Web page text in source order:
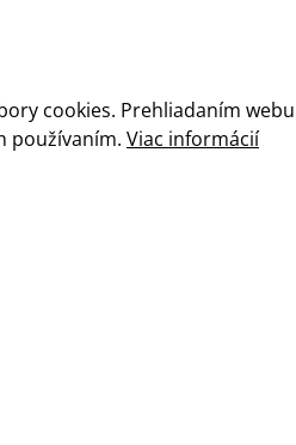
cookies. Prehliadaním webu
používaním. Viac informácií